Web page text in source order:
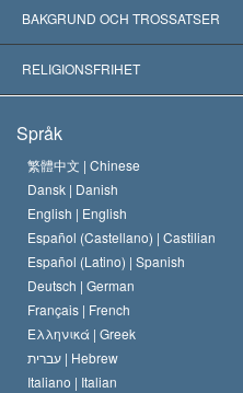
Erkännanden världen över
Viktiga domstolsutslag
Expertutlåtanden, ordnade efter
Världens främsta experter
BAKGRUND OCH TROSSATSER
L. Ron Hubbard
Scientology-kyrkans
En scientologs kodex
David Miscavige
RELIGIONSFRIHET
Internationella normer för
Kungörelse om religion
Språk
繁體中文 | Chinese
Dansk | Danish
English | English
Español (Castellano) | Castilian
Español (Latino) | Spanish
Deutsch | German
Français | French
Ελληνικά | Greek
עברית | Hebrew
Italiano | Italian